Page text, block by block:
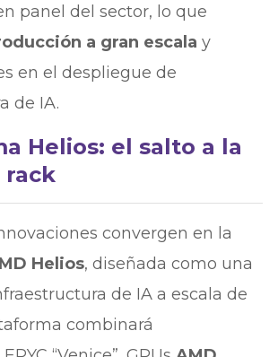
panel del sector, lo que
a gran escalay
en el despliegue de
de IA.
Helios: el salto a la
rack
convergen en la
Helios, diseñada como una
de IA a escala de
combinará